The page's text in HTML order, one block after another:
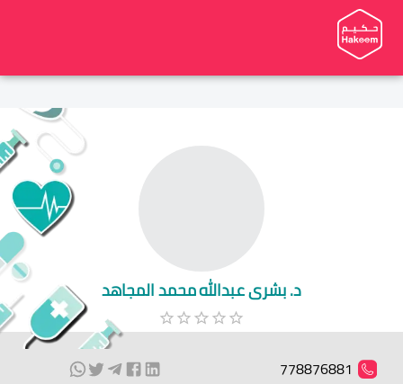
د. بشرى عبدالله محمد المجاهد
778876881